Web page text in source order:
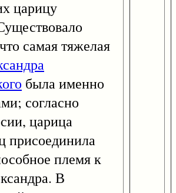
царицу
самая тяжелая
была именно
согласно
царица
присоединила
племя к
В